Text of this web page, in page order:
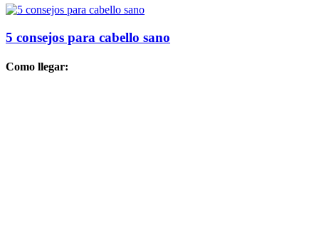
5 consejos para cabello sano
Como llegar: